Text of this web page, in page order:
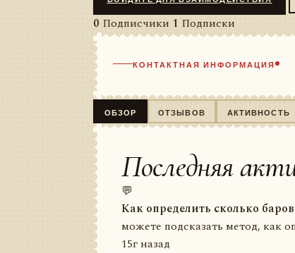
0 Подписчики 1 Подписки
КОНТАКТНАЯ ИНФОРМАЦИЯ
ОБЗОР ОТЗЫВОВ АКТИВНОСТЬ
Последняя
💬
Как определить сколько
можете подсказать метод, как
15г назад